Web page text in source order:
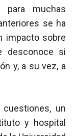
para muchas
se ha
impacto sobre
desconoce si
y, a su vez, a
un
y hospital